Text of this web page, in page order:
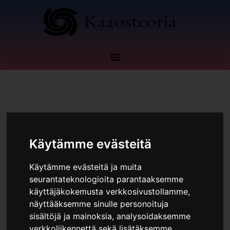
Käytämme evästeitä
Käytämme evästeitä ja muita
seurantateknologioita parantaaksemme
käyttäjäkokemusta verkkosivustollamme,
näyttääksemme sinulle personoituja
sisältöjä ja mainoksia, analysoidaksemme